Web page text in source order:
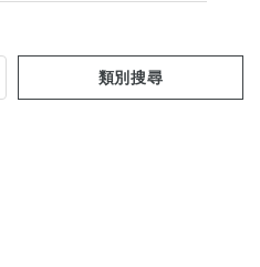
類別搜尋